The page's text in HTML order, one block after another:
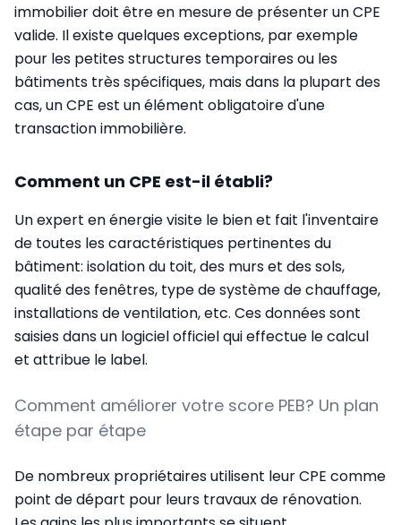
immobilier doit être en mesure de présenter un CPE
valide. Il existe quelques exceptions, par exemple
pour les petites structures temporaires ou les
bâtiments très spécifiques, mais dans la plupart des
cas, un CPE est un élément obligatoire d'une
transaction immobilière.
Comment un CPE est-il établi?
Un expert en énergie visite le bien et fait l'inventaire
de toutes les caractéristiques pertinentes du
bâtiment: isolation du toit, des murs et des sols,
qualité des fenêtres, type de système de chauffage,
installations de ventilation, etc. Ces données sont
saisies dans un logiciel officiel qui effectue le calcul
et attribue le label.
Comment améliorer votre score PEB? Un plan
étape par étape
De nombreux propriétaires utilisent leur CPE comme
point de départ pour leurs travaux de rénovation.